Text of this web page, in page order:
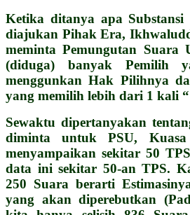
Ketika ditanya apa
diajukan Pihak Era,
meminta Pemungutan Suara
(diduga) banyak Pemilih
menggunkan Hak Pilihnya
yang memilih lebih dari 1 kali
Sewaktu dipertanyakan
diminta untuk PSU,
menyampaikan sekitar 50
data ini sekitar 50-an TPS.
250 Suara berarti
yang akan diperebutkan